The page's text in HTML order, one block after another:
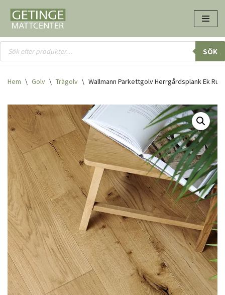
Hoppa
till
innehåll
SÖK
Hem \ Golv \ Trägolv \ Wallmann Parkettgolv Herrgårdsplank Ek